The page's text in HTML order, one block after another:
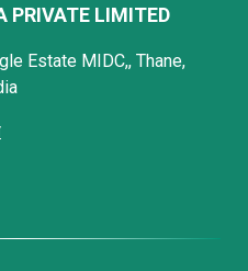
PRIVATE LIMITED
Estate MIDC,, Thane,